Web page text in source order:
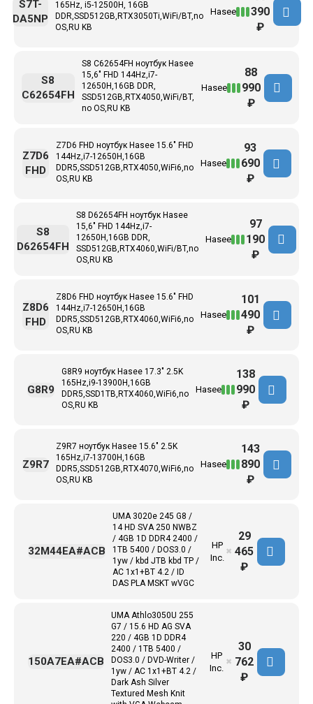
165Hz, i5-12500H, 16GB
DDR,SSD512GB,RTX3050Ti,WiFi/BT,no
OS,RU KB
Hasee
S7T-
DA5NP
390
₽
S8 C62654FH ноутбук Hasee
15,6" FHD 144Hz,i7-
12650H,16GB DDR,
SSD512GB,RTX4050,WiFi/BT,
no OS,RU KB
Hasee
S8
C62654FH
88
990
₽
Z7D6 FHD ноутбук Hasee 15.6" FHD
144Hz,i7-12650H,16GB
DDR5,SSD512GB,RTX4050,WiFi6,no
OS,RU KB
Hasee
Z7D6
FHD
93
690
₽
S8 D62654FH ноутбук Hasee
15,6" FHD 144Hz,i7-
12650H,16GB DDR,
SSD512GB,RTX4060,WiFi/BT,no
OS,RU KB
Hasee
S8
D62654FH
97
190
₽
Z8D6 FHD ноутбук Hasee 15.6" FHD
144Hz,i7-12650H,16GB
DDR5,SSD512GB,RTX4060,WiFi6,no
OS,RU KB
Hasee
Z8D6
FHD
101
490
₽
G8R9 ноутбук Hasee 17.3" 2.5K
165Hz,i9-13900H,16GB
DDR5,SSD1TB,RTX4060,WiFi6,no
OS,RU KB
Hasee
G8R9
138
990
₽
Z9R7 ноутбук Hasee 15.6" 2.5K
165Hz,i7-13700H,16GB
DDR5,SSD512GB,RTX4070,WiFi6,no
OS,RU KB
Hasee
Z9R7
143
890
₽
UMA 3020e 245 G8 /
14 HD SVA 250 NWBZ
/ 4GB 1D DDR4 2400 /
1TB 5400 / DOS3.0 /
1yw / kbd JTB kbd TP /
AC 1x1+BT 4.2 / ID
DAS PLA MSKT wVGC
HP
Inc.
32M44EA#ACB ✖
29
465
₽
UMA Athlo3050U 255
G7 / 15.6 HD AG SVA
220 / 4GB 1D DDR4
2400 / 1TB 5400 /
DOS3.0 / DVD-Writer /
1yw / AC 1x1+BT 4.2 /
Dark Ash Silver
Textured Mesh Knit
HP
Inc.
150A7EA#ACB ✖
30
762
₽